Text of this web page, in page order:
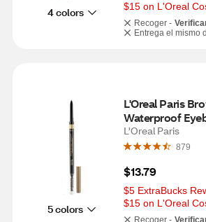
4 colors
$15 on L'Oreal
Recoger -
Entrega el mismo
5 colors
L'Oreal Paris
Waterproof
Pencil, Light
L'Oreal Paris
879
$13.79
$5 ExtraBucks
$15 on L'Oreal
Recoger -